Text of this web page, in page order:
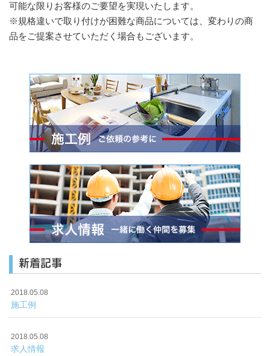
可能な限りお客様のご要望を実現いたします。
※規格違いで取り付けが困難な商品については、変わりの商
品をご提案させていただく場合もございます。
新着記事
2018.05.08
施工例
2018.05.08
求人情報